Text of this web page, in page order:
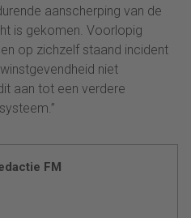
aanscherping van de
is gekomen. Voorlopig
op zichzelf staand incident
niet
aan tot een verdere
FM